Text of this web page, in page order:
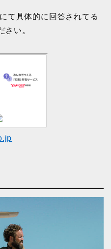
て具体的に回答されてる
さい。